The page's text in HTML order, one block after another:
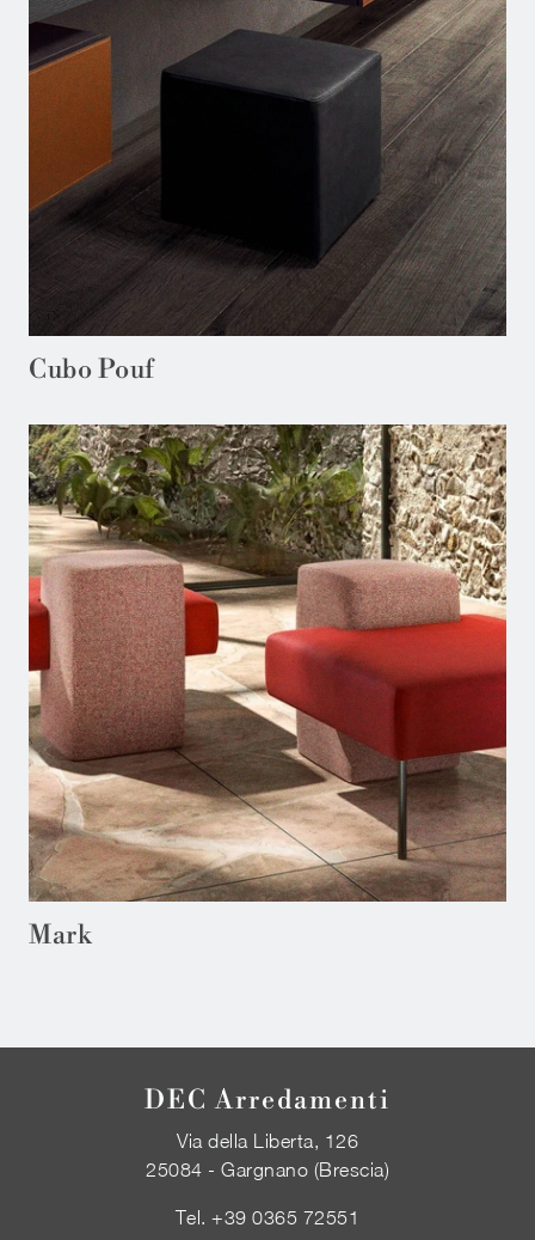
Cubo Pouf
Mark
DEC Arredamenti
Via della Liberta, 126
25084 - Gargnano (Brescia)
Tel.+39 0365 72551